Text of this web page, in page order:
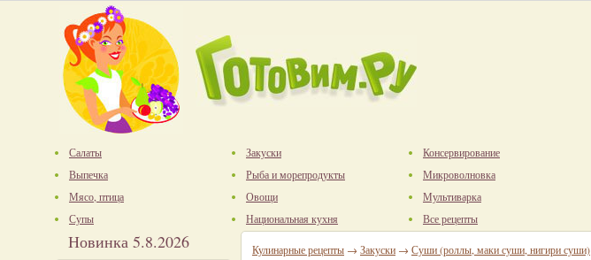
Салаты
Выпечка
Мясо, птица
Супы
Закуски
Рыба и морепродукты
Овощи
Национальная кухня
Консервирование
Микроволновка
Мультиварка
Все рецепты
Новинка 5.8.2026 Кулинарные рецепты → Закуски → Суши (роллы, маки суши, нигири суши)